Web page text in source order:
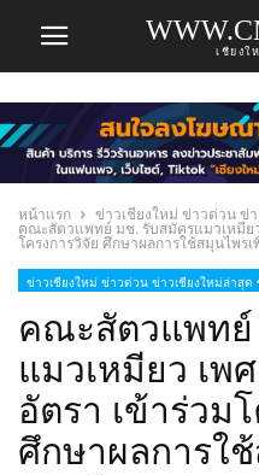
เชียงใ
หน้าแรก
ข่าวเชียงใหม่ ข่าวด่วน ข่
คณะสัตวแพทย์ มช. รับสมัครแมวเหมีย
โครงการวิจัย ศึกษาผลการใช้สมุนไพร
ข่าวเชียงใหม่ ข่าวด่วน ข่าวเชียงใหม่ล่าสุด
คณะสัตวแพทย์
แมวเหมียว เพ
อัตรา เข้าร่วม
ศึกษาผลการใ